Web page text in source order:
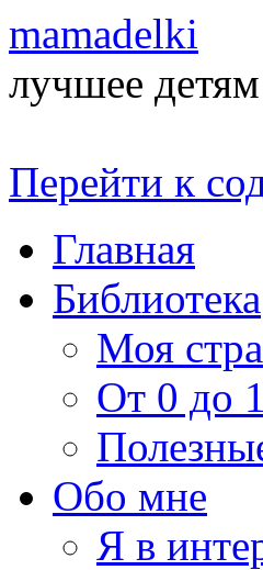
mamadelki
лучшее
Перейти к
Главная
Библиотека
Моя
От 0 до
Обо мне
Я в